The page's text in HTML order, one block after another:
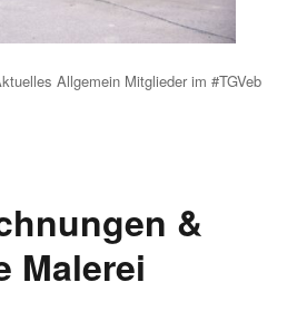
Allgemein Mitglieder im #TGVeb
&
Malerei